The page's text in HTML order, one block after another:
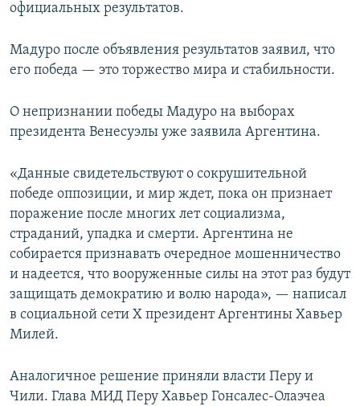
официальных результатов.
Мадуро после объявления результатов заявил, что
его победа — это торжество мира и стабильности.
О непризнании победы Мадуро на выборах
президента Венесуэлы уже заявила Аргентина.
«Данные свидетельствуют о сокрушительной
победе оппозиции, и мир ждет, пока он признает
поражение после многих лет социализма,
страданий, упадка и смерти. Аргентина не
собирается признавать очередное мошенничество
и надеется, что вооруженные силы на этот раз будут
защищать демократию и волю народа», — написал
в социальной сети X президент Аргентины Хавьер
Милей.
Аналогичное решение приняли власти Перу и
Чили. Глава МИД Перу Хавьер Гонсалес-Олаэчеа